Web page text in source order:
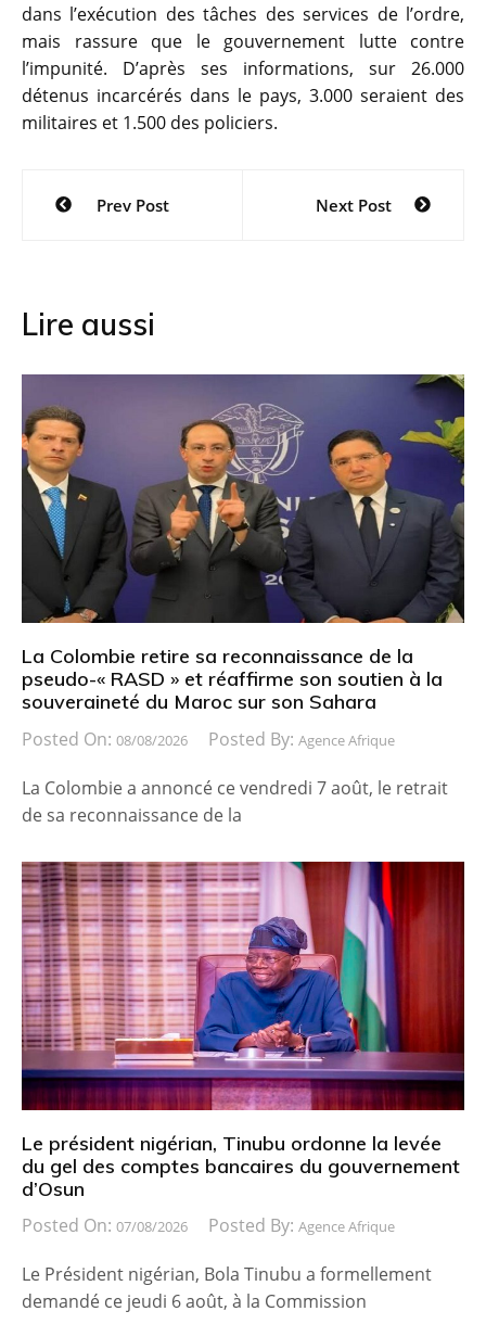
dans l’exécution des tâches des services de l’ordre,
mais rassure que le gouvernement lutte contre
l’impunité. D’après ses informations, sur 26.000
détenus incarcérés dans le pays, 3.000 seraient des
militaires et 1.500 des policiers.
Navigation
Prev Post Next Post
Lire aussi
La Colombie retire sa reconnaissance de la
pseudo-« RASD » et réaffirme son soutien à la
souveraineté du Maroc sur son Sahara
Posted On: 08/08/2026 Posted By: Agence Afrique
La Colombie a annoncé ce vendredi 7 août, le retrait
de sa reconnaissance de la
Le président nigérian, Tinubu ordonne la levée
du gel des comptes bancaires du gouvernement
d’Osun
Posted On: 07/08/2026 Posted By: Agence Afrique
Le Président nigérian, Bola Tinubu a formellement
demandé ce jeudi 6 août, à la Commission